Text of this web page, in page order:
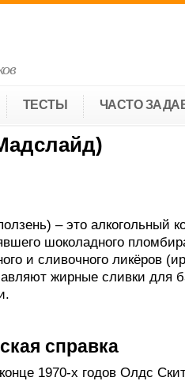
ТЕСТЫ ЧАСТО
– это алкогольный
шоколадного
и сливочного ликёров
жирные сливки для
справка
1970-х годов Олдс